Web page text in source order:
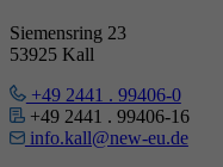
Siemensring 23
53925 Kall
+49 2441 . 99406-0
+49 2441 . 99406-16
info.kall@new-eu.de